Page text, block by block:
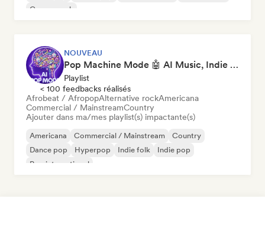
Garage rock
NOUVEAU
Pop Machine Mode 🤖 AI Music, Indie Pop & Dream Pop
Playlist
< 100 feedbacks réalisés
Afrobeat / AfropopAlternative rockAmericana
Commercial / MainstreamCountry
Ajouter dans ma/mes playlist(s) impactante(s)
Americana Commercial / Mainstream
Country
Dance pop
Hyperpop Indie folk
Indie pop
Pop international